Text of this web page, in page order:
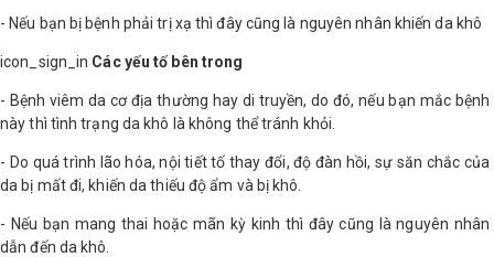
- Nếu bạn bị bệnh phải trị xạ thì đây cũng là nguyên nhân khiến da khô
icon_sign_in Các yếu tố bên trong
- Bệnh viêm da cơ địa thường hay di truyền, do đó, nếu bạn mắc bệnh
này thì tình trạng da khô là không thể tránh khỏi.
- Do quá trình lão hóa, nội tiết tố thay đổi, độ đàn hồi, sự săn chắc của
da bị mất đi, khiến da thiếu độ ẩm và bị khô.
- Nếu bạn mang thai hoặc mãn kỳ kinh thì đây cũng là nguyên nhân
dẫn đến da khô.